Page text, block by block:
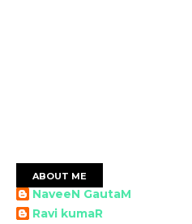
ABOUT ME
NaveeN GautaM
Ravi kumaR